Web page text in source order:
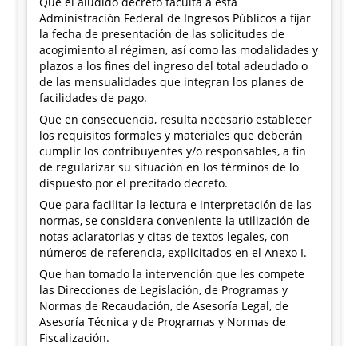
Administración Federal de Ingresos Públicos a fijar
la fecha de presentación de las solicitudes de
acogimiento al régimen, así como las modalidades y
plazos a los fines del ingreso del total adeudado o
de las mensualidades que integran los planes de
facilidades de pago.
Que en consecuencia, resulta necesario establecer
los requisitos formales y materiales que deberán
cumplir los contribuyentes y/o responsables, a fin
de regularizar su situación en los términos de lo
dispuesto por el precitado decreto.
Que para facilitar la lectura e interpretación de las
normas, se considera conveniente la utilización de
notas aclaratorias y citas de textos legales, con
números de referencia, explicitados en el Anexo I.
Que han tomado la intervención que les compete
las Direcciones de Legislación, de Programas y
Normas de Recaudación, de Asesoría Legal, de
Asesoría Técnica y de Programas y Normas de
Fiscalización.